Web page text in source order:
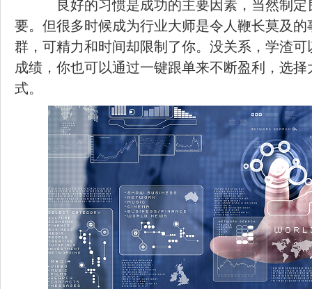
良好的习惯是成功的主要因素，当然制定
要。但很多时候成为行业大师是令人鞭长莫及
群，可精力和时间却限制了你。没关系，学渣
成绩，你也可以通过一键跟单来不断盈利，选
式。